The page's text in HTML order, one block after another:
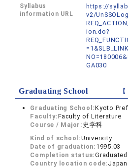
Syllabus
information URL
https://
v2/
ion.do?
GA030
Graduating School
Graduating School:Kyoto
Faculty:Faculty of Literature
Course / Major: 史学科
Kind of school:University
Date of graduation: 1995.03
Completion status:Graduated
Country location code: Japan